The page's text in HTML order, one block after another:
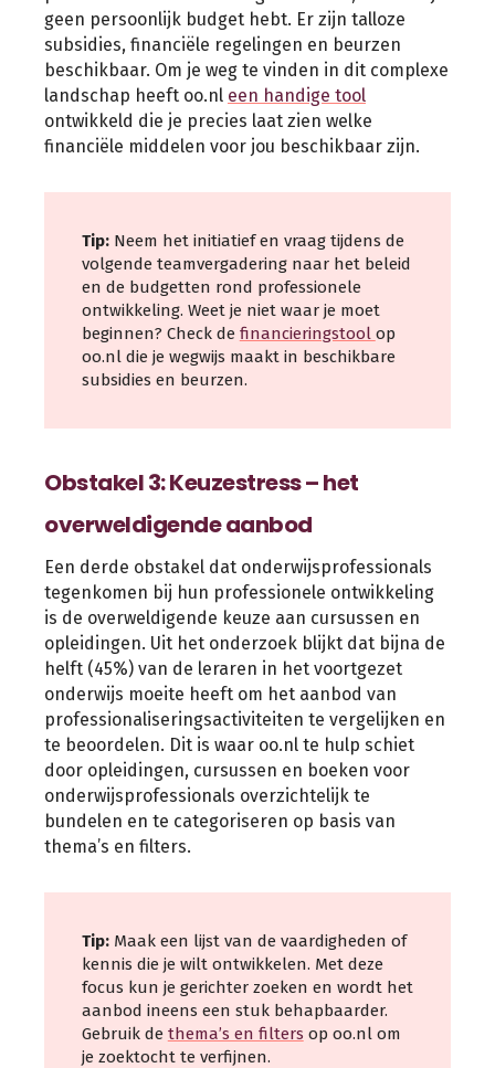
geen persoonlijk budget hebt. Er zijn talloze
subsidies, financiële regelingen en beurzen
beschikbaar. Om je weg te vinden in dit complexe
landschap heeft oo.nl een handige tool
ontwikkeld die je precies laat zien welke
financiële middelen voor jou beschikbaar zijn.
Tip: Neem het initiatief en vraag tijdens de
volgende teamvergadering naar het beleid
en de budgetten rond professionele
ontwikkeling. Weet je niet waar je moet
beginnen? Check de financieringstool op
oo.nl die je wegwijs maakt in beschikbare
subsidies en beurzen.
Obstakel 3: Keuzestress – het
overweldigende aanbod
Een derde obstakel dat onderwijsprofessionals
tegenkomen bij hun professionele ontwikkeling
is de overweldigende keuze aan cursussen en
opleidingen. Uit het onderzoek blijkt dat bijna de
helft (45%) van de leraren in het voortgezet
onderwijs moeite heeft om het aanbod van
professionaliseringsactiviteiten te vergelijken en
te beoordelen. Dit is waar oo.nl te hulp schiet
door opleidingen, cursussen en boeken voor
onderwijsprofessionals overzichtelijk te
bundelen en te categoriseren op basis van
thema’s en filters.
Tip: Maak een lijst van de vaardigheden of
kennis die je wilt ontwikkelen. Met deze
focus kun je gerichter zoeken en wordt het
aanbod ineens een stuk behapbaarder.
Gebruik de thema’s en filters op oo.nl om
je zoektocht te verfijnen.